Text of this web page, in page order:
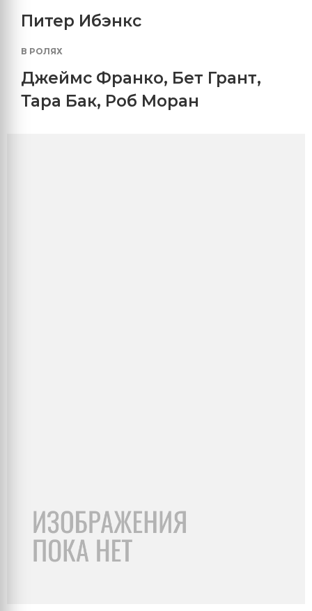
Питер Ибэнкс
В РОЛЯХ
Джеймс Франко, Бет Грант,
Тара Бак, Роб Моран